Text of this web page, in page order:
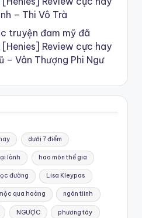
– Thi Vô Trà
truyện đam mỹ đã
[Henies] Review cực hay
– Vân Thượng Phi Ngư
dưới 7 điểm
lành hao môn thế gia
đường Lisa Kleypas
qua hoàng ngôn tiinh
NGƯỢC phương tây